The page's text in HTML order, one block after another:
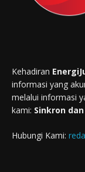
Kehadiran
informasi yang
melalui informasi
kami: Sinkron
Hubungi Kami: